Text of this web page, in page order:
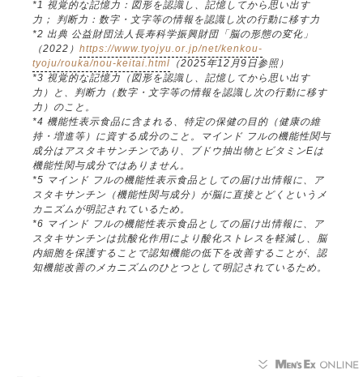
*1 視覚的な記憶力：図形を認識し、記憶してから思い出す
力； 判断力：数字・文字等の情報を認識し次の行動に移す力
*2 出典 公益財団法人長寿科学振興財団「脳の形態の変化」
（2022） https://www.tyojyu.or.jp/net/kenkou-
tyoju/rouka/nou-keitai.html （2025年12月9日参照）
*3 視覚的な記憶力（図形を認識し、記憶してから思い出す
力）と、判断力（数字・文字等の情報を認識し次の行動に移す
力）のこと。
*4 機能性表示食品に含まれる、特定の保健の目的（健康の維
持・増進等）に資する成分のこと。マインド フルの機能性関与
成分はアスタキサンチンであり、ブドウ抽出物とビタミンEは
機能性関与成分ではありません。
*5 マインド フルの機能性表示食品としての届け出情報に、ア
スタキサンチン（機能性関与成分）が脳に直接とどくというメ
カニズムが明記されているため。
*6 マインド フルの機能性表示食品としての届け出情報に、ア
スタキサンチンは抗酸化作用により酸化ストレスを軽減し、脳
内細胞を保護することで認知機能の低下を改善することが、認
知機能改善のメカニズムのひとつとして明記されているため。